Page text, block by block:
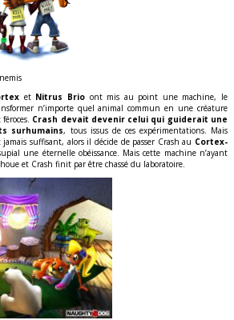
et Nitrus Brio ont mis au point une machine, le
n’importe quel animal commun en une créature
Crash devait devenir celui qui guiderait une
surhumains, tous issus de ces expérimentations. Mais
suffisant, alors il décide de passer Crash au Cortex-
une éternelle obéissance. Mais cette machine n’ayant
et Crash finit par être chassé du laboratoire.